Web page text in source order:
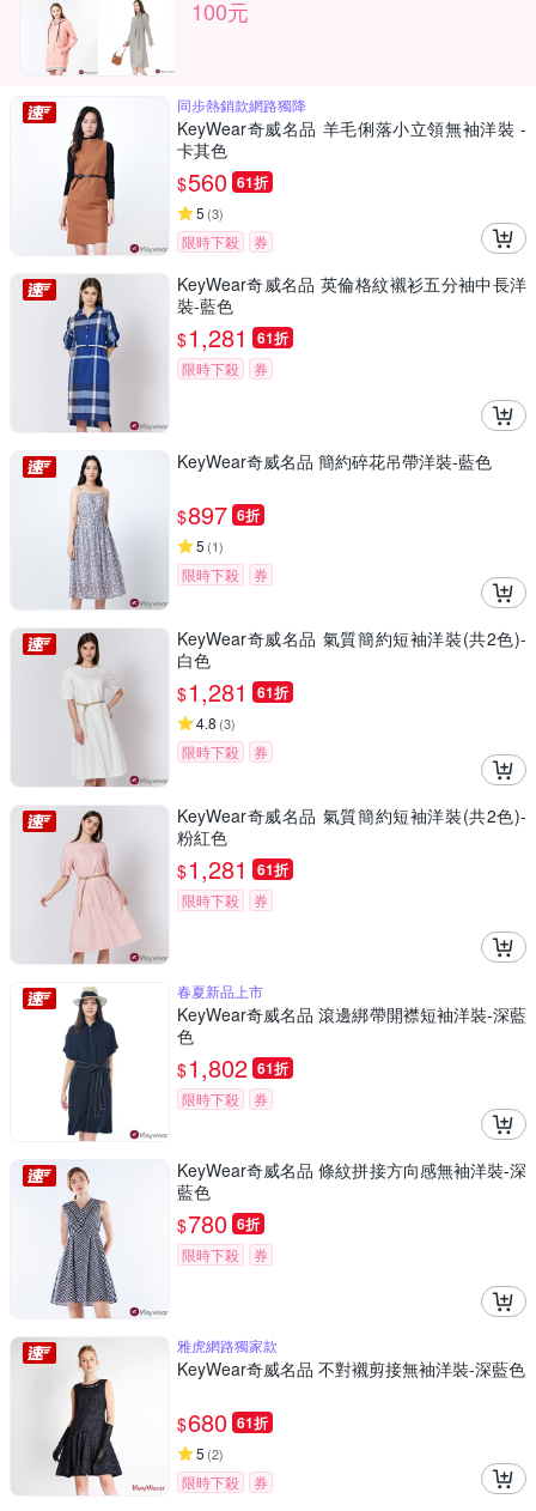
100元
同步熱銷款網路獨降
KeyWear奇威名品 羊毛俐落小立領無袖洋裝 -
卡其色
$560 61折
5 (3)
限時下殺 券
KeyWear奇威名品 英倫格紋襯衫五分袖中長洋
裝-藍色
$1,281 61折
限時下殺 券
KeyWear奇威名品 簡約碎花吊帶洋裝-藍色
$897 6折
5 (1)
限時下殺 券
KeyWear奇威名品 氣質簡約短袖洋裝(共2色)-
白色
$1,281 61折
4.8 (3)
限時下殺 券
KeyWear奇威名品 氣質簡約短袖洋裝(共2色)-
粉紅色
$1,281 61折
限時下殺 券
春夏新品上市
KeyWear奇威名品 滾邊綁帶開襟短袖洋裝-深藍
色
$1,802 61折
限時下殺 券
KeyWear奇威名品 條紋拼接方向感無袖洋裝-深
藍色
$780 6折
限時下殺 券
雅虎網路獨家款
KeyWear奇威名品 不對襯剪接無袖洋裝-深藍色
$680 61折
5 (2)
限時下殺 券